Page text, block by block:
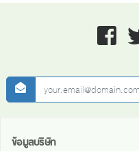
Facebook
newsletter
ข้อมูลบริษัท